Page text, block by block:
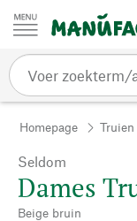
Passer au contenu
Homepage Truien
Seldom
Dames
Beige bruin